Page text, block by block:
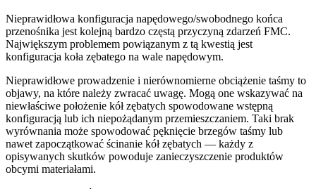
Nieprawidłowa konfiguracja napędowego/swobodnego końca
przenośnika jest kolejną bardzo częstą przyczyną zdarzeń FMC.
Największym problemem powiązanym z tą kwestią jest
konfiguracja koła zębatego na wale napędowym.
Nieprawidłowe prowadzenie i nierównomierne obciążenie taśmy to
objawy, na które należy zwracać uwagę. Mogą one wskazywać na
niewłaściwe położenie kół zębatych spowodowane wstępną
konfiguracją lub ich niepożądanym przemieszczaniem. Taki brak
wyrównania może spowodować pęknięcie brzegów taśmy lub
nawet zapoczątkować ścinanie kół zębatych — każdy z
opisywanych skutków powoduje zanieczyszczenie produktów
obcymi materiałami.